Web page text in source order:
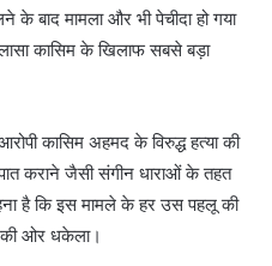
के बाद मामला और भी पेचीदा हो गया
कासिम के खिलाफ सबसे बड़ा
कासिम अहमद के विरुद्ध हत्या की
कराने जैसी संगीन धाराओं के तहत
है कि इस मामले के हर उस पहलू की
की ओर धकेला।